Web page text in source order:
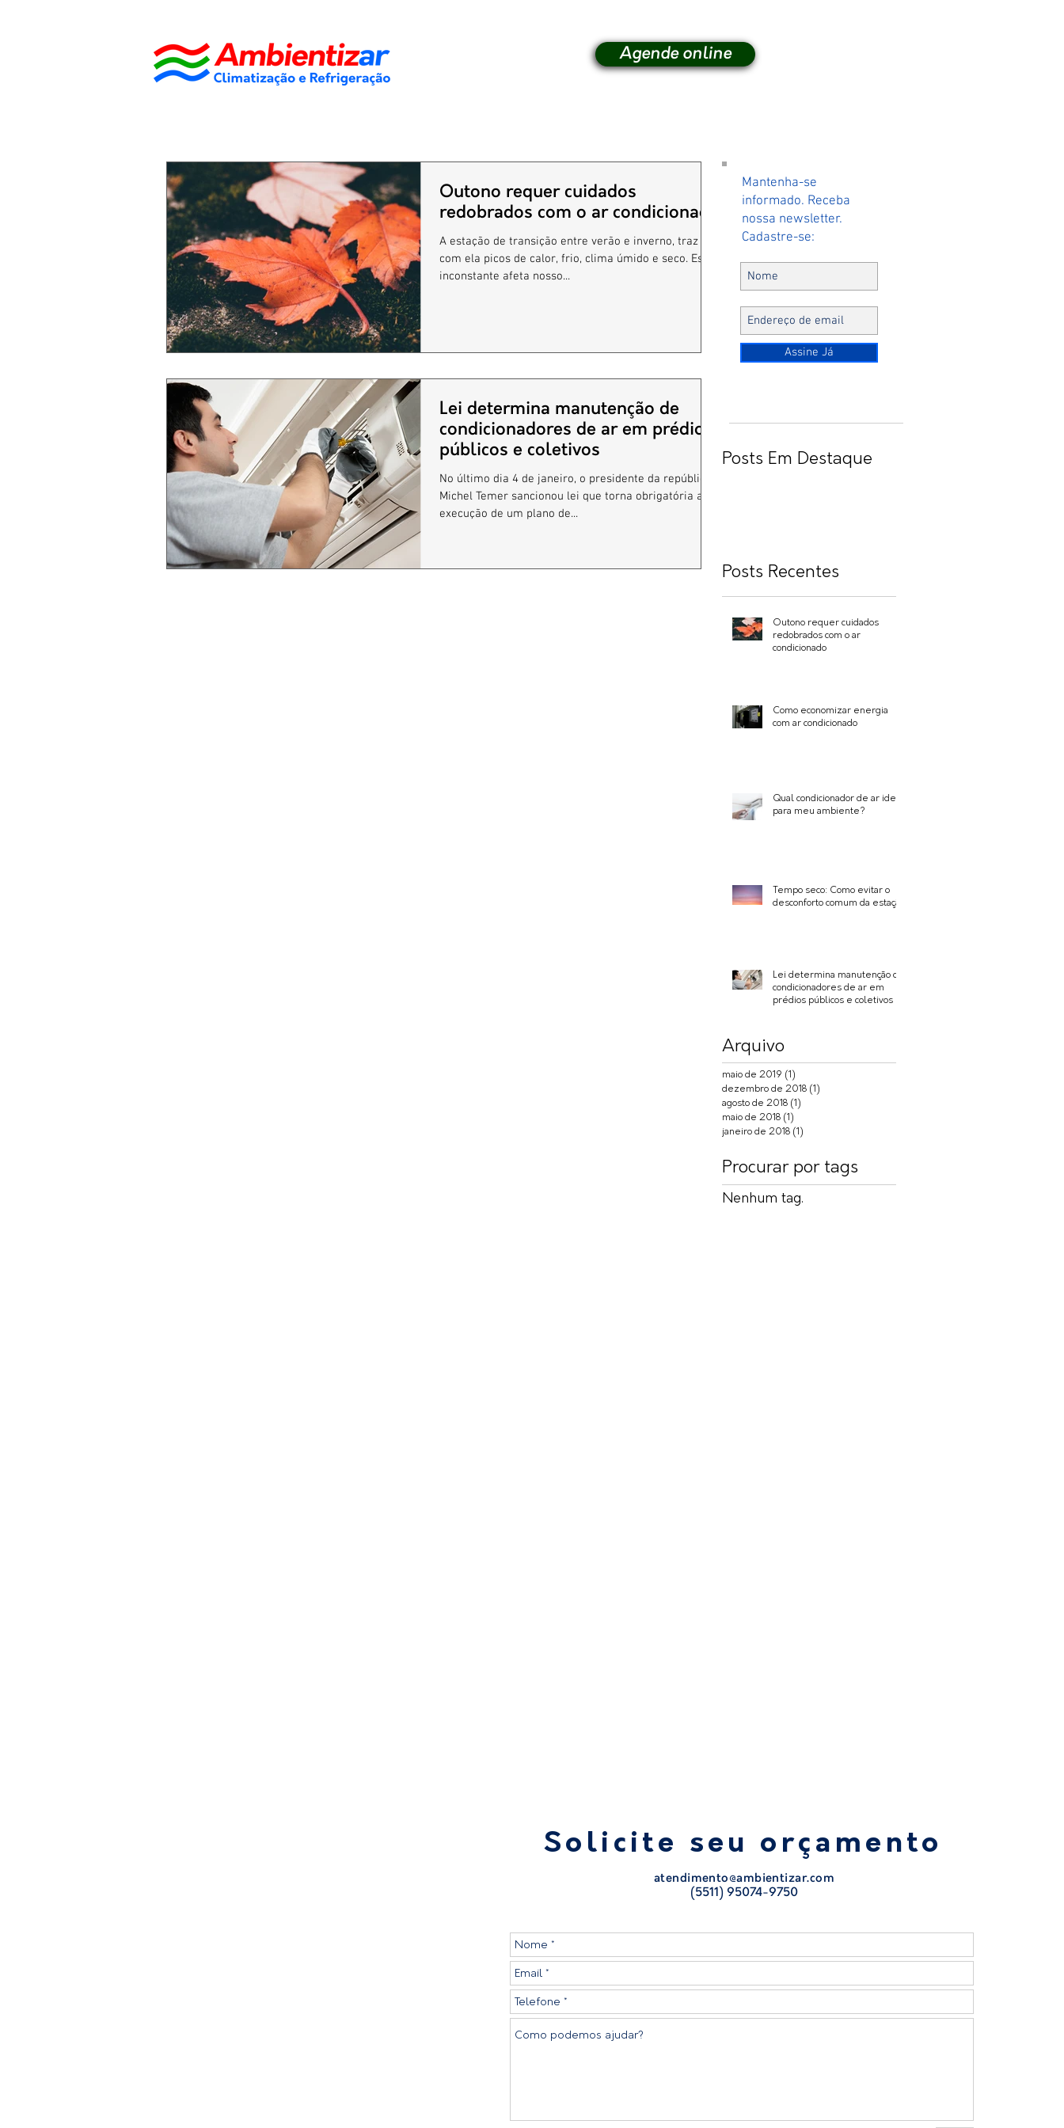
Agende online
Outono requer cuidados
redobrados com o ar condicionado
A estação de transição entre verão e inverno, traz
com ela picos de calor, frio, clima úmido e seco. Essa
inconstante afeta nosso...
Lei determina manutenção de
condicionadores de ar em prédios
públicos e coletivos
No último dia 4 de janeiro, o presidente da república
Michel Temer sancionou lei que torna obrigatória a
execução de um plano de...
Mantenha-se
informado. Receba
nossa newsletter.
Cadastre-se:
Assine Já
Posts Em Destaque
Posts Recentes
Outono requer cuidados
redobrados com o ar
condicionado
Como economizar energia
com ar condicionado
Qual condicionador de ar ideal
para meu ambiente?
Tempo seco: Como evitar o
desconforto comum da estação
Lei determina manutenção de
condicionadores de ar em
prédios públicos e coletivos
Arquivo
maio de 2019 (1)
dezembro de 2018 (1)
agosto de 2018 (1)
maio de 2018 (1)
janeiro de 2018 (1)
Procurar por tags
Nenhum tag.
Solicite seu orçamento
atendimento@ambientizar.com
(5511) 95074-9750